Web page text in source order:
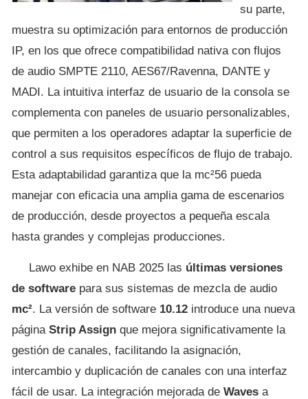
su parte,
muestra su optimización para entornos de producción
IP, en los que ofrece compatibilidad nativa con flujos
de audio SMPTE 2110, AES67/Ravenna, DANTE y
MADI. La intuitiva interfaz de usuario de la consola se
complementa con paneles de usuario personalizables,
que permiten a los operadores adaptar la superficie de
control a sus requisitos específicos de flujo de trabajo.
Esta adaptabilidad garantiza que la mc²56 pueda
manejar con eficacia una amplia gama de escenarios
de producción, desde proyectos a pequeña escala
hasta grandes y complejas producciones.
Lawo exhibe en NAB 2025 las últimas versiones
de software para sus sistemas de mezcla de audio
mc². La versión de software 10.12 introduce una nueva
página Strip Assign que mejora significativamente la
gestión de canales, facilitando la asignación,
intercambio y duplicación de canales con una interfaz
fácil de usar. La integración mejorada de Waves a